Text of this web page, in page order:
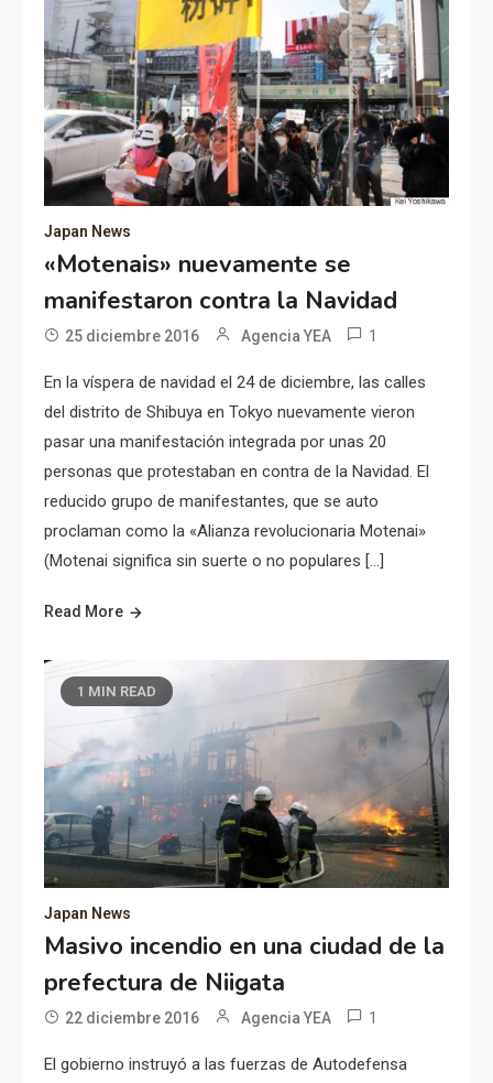
Japan News
«Motenais» nuevamente se
manifestaron contra la Navidad
25 diciembre 2016 Agencia YEA 1
En la víspera de navidad el 24 de diciembre, las calles
del distrito de Shibuya en Tokyo nuevamente vieron
pasar una manifestación integrada por unas 20
personas que protestaban en contra de la Navidad. El
reducido grupo de manifestantes, que se auto
proclaman como la «Alianza revolucionaria Motenai»
(Motenai significa sin suerte o no populares […]
Read More
1 MIN READ
Japan News
Masivo incendio en una ciudad de la
prefectura de Niigata
22 diciembre 2016 Agencia YEA 1
El gobierno instruyó a las fuerzas de Autodefensa